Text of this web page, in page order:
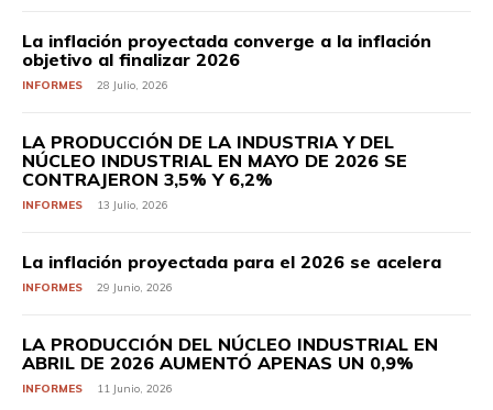
La inflación proyectada converge a la inflación
objetivo al finalizar 2026
INFORMES 28 Julio, 2026
LA PRODUCCIÓN DE LA INDUSTRIA Y DEL
NÚCLEO INDUSTRIAL EN MAYO DE 2026 SE
CONTRAJERON 3,5% Y 6,2%
INFORMES 13 Julio, 2026
La inflación proyectada para el 2026 se acelera
INFORMES 29 Junio, 2026
LA PRODUCCIÓN DEL NÚCLEO INDUSTRIAL EN
ABRIL DE 2026 AUMENTÓ APENAS UN 0,9%
INFORMES 11 Junio, 2026